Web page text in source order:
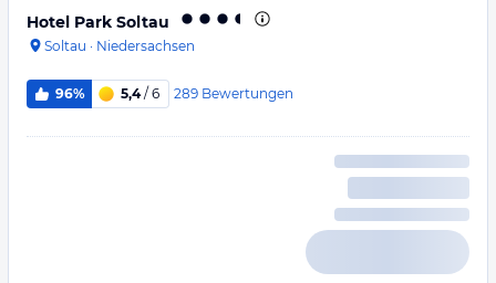
Hotel Park Soltau
Soltau · Niedersachsen
96% 5,4/ 6 289 Bewertungen